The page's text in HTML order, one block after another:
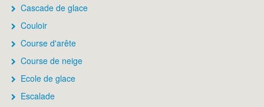
Cascade de glace
Couloir
Course d'arête
Course de neige
Ecole de glace
Escalade